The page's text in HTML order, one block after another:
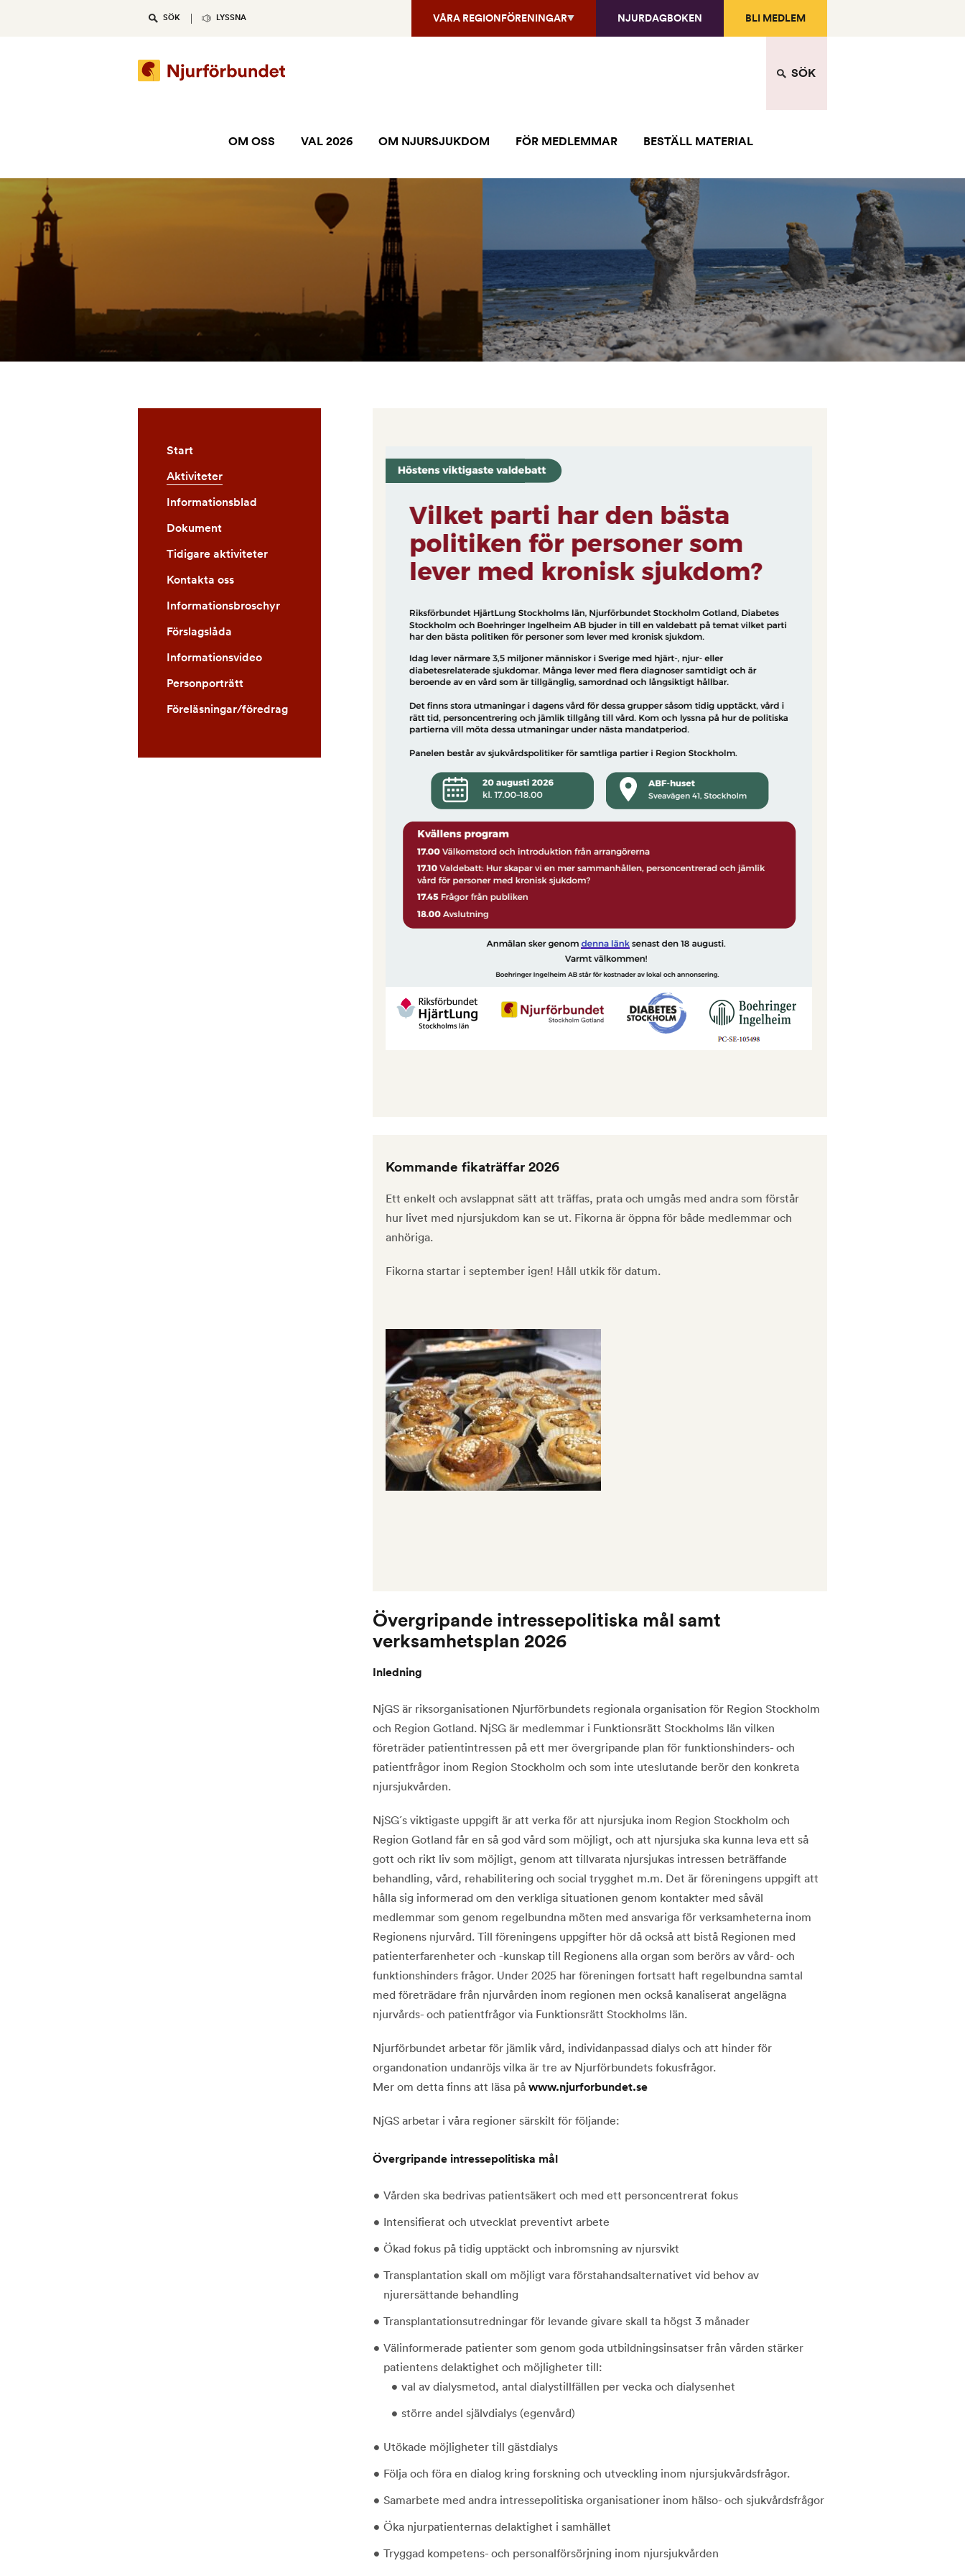
SÖK LYSSNA VÅRA REGIONFÖRENINGAR NJURDAGBOKEN BLI MEDLEM
SÖK
OM OSS VAL 2026 OM NJURSJUKDOM FÖR MEDLEMMAR BESTÄLL MATERIAL
Start
Aktiviteter
Informationsblad
Dokument
Tidigare aktiviteter
Kontakta oss
Informationsbroschyr
Förslagslåda
Informationsvideo
Personporträtt
Föreläsningar/föredrag
Kommande fikaträffar 2026
Ett enkelt och avslappnat sätt att träffas, prata och umgås med andra som förstår
hur livet med njursjukdom kan se ut. Fikorna är öppna för både medlemmar och
anhöriga.
Fikorna startar i september igen! Håll utkik för datum.
Övergripande intressepolitiska mål samt
verksamhetsplan 2026
Inledning
NjGS är riksorganisationen Njurförbundets regionala organisation för Region Stockholm
och Region Gotland. NjSG är medlemmar i Funktionsrätt Stockholms län vilken
företräder patientintressen på ett mer övergripande plan för funktionshinders- och
patientfrågor inom Region Stockholm och som inte uteslutande berör den konkreta
njursjukvården.
NjSG´s viktigaste uppgift är att verka för att njursjuka inom Region Stockholm och
Region Gotland får en så god vård som möjligt, och att njursjuka ska kunna leva ett så
gott och rikt liv som möjligt, genom att tillvarata njursjukas intressen beträffande
behandling, vård, rehabilitering och social trygghet m.m. Det är föreningens uppgift att
hålla sig informerad om den verkliga situationen genom kontakter med såväl
medlemmar som genom regelbundna möten med ansvariga för verksamheterna inom
Regionens njurvård. Till föreningens uppgifter hör då också att bistå Regionen med
patienterfarenheter och -kunskap till Regionens alla organ som berörs av vård- och
funktionshinders frågor. Under 2025 har föreningen fortsatt haft regelbundna samtal
med företrädare från njurvården inom regionen men också kanaliserat angelägna
njurvårds- och patientfrågor via Funktionsrätt Stockholms län.
Njurförbundet arbetar för jämlik vård, individanpassad dialys och att hinder för
organdonation undanröjs vilka är tre av Njurförbundets fokusfrågor.
Mer om detta finns att läsa på www.njurforbundet.se
NjGS arbetar i våra regioner särskilt för följande:
Övergripande intressepolitiska mål
Vården ska bedrivas patientsäkert och med ett personcentrerat fokus
Intensifierat och utvecklat preventivt arbete
Ökad fokus på tidig upptäckt och inbromsning av njursvikt
Transplantation skall om möjligt vara förstahandsalternativet vid behov av
njurersättande behandling
Transplantationsutredningar för levande givare skall ta högst 3 månader
Välinformerade patienter som genom goda utbildningsinsatser från vården stärker
patientens delaktighet och möjligheter till:
val av dialysmetod, antal dialystillfällen per vecka och dialysenhet
större andel självdialys (egenvård)
Utökade möjligheter till gästdialys
Följa och föra en dialog kring forskning och utveckling inom njursjukvårdsfrågor.
Samarbete med andra intressepolitiska organisationer inom hälso- och sjukvårdsfrågor
Öka njurpatienternas delaktighet i samhället
Tryggad kompetens- och personalförsörjning inom njursjukvården